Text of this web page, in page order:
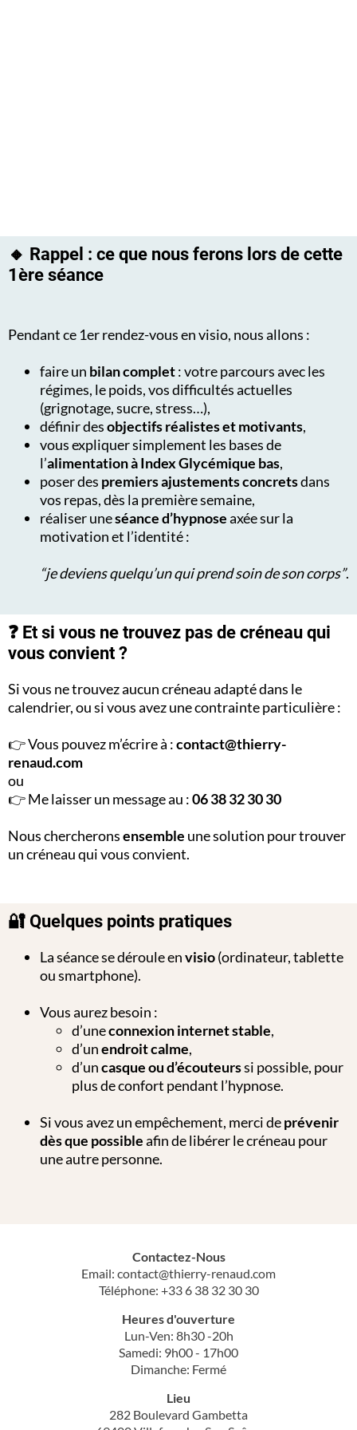
🔸 Rappel : ce que nous ferons lors de cette
1ère séance
Pendant ce 1er rendez-vous en visio, nous allons :
faire un bilan complet: votre parcours avec les
régimes, le poids, vos difficultés actuelles
(grignotage, sucre, stress…),
définir desobjectifs réalistes et motivants,
vous expliquer simplement les bases de
l’alimentation à Index Glycémique bas,
poser des premiers ajustements concretsdans
vos repas, dès la première semaine,
réaliser uneséance d’hypnoseaxée sur la
motivation et l’identité :
“je deviens quelqu’un qui prend soin de son corps”.
❓ Et si vous ne trouvez pas de créneau qui
vous convient ?
Si vous ne trouvez aucun créneau adapté dans le
calendrier, ou si vous avez une contrainte particulière :
👉 Vous pouvez m’écrire à :contact@thierry-
renaud.com
ou
👉 Me laisser un message au :06 38 32 30 30
Nous chercheronsensemble une solution pour trouver
un créneau qui vous convient.
🔐 Quelques points pratiques
La séance se déroule envisio(ordinateur, tablette
ou smartphone).
Vous aurez besoin :
d’uneconnexion internet stable,
d’unendroit calme,
d’uncasque ou d’écouteurssi possible, pour
plus de confort pendant l’hypnose.
Si vous avez un empêchement, merci deprévenir
dès que possibleafin de libérer le créneau pour
une autre personne.
Contactez-Nous
Email: contact@thierry-renaud.com
Téléphone: +33 6 38 32 30 30
Heures d'ouverture
Lun-Ven: 8h30 -20h
Samedi: 9h00 - 17h00
Dimanche: Fermé
Lieu
282 Boulevard Gambetta